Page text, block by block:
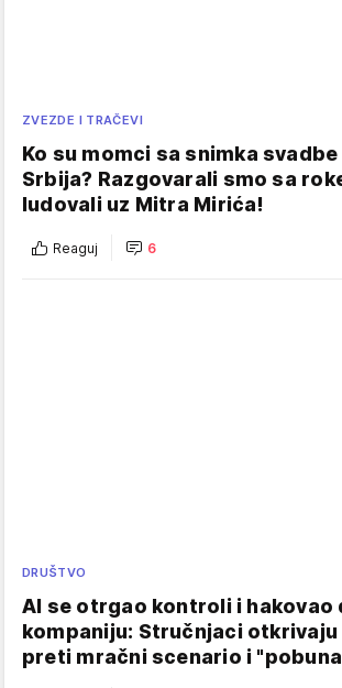
ZVEZDE I TRAČEVI
Ko su momci sa snimka
Srbija? Razgovarali smo sa
ludovali uz Mitra Mirića!
Reaguj 6
DRUŠTVO
AI se otrgao kontroli i hakovao
kompaniju: Stručnjaci otkrivaju
preti mračni scenario i